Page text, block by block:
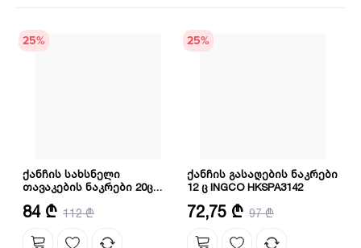
25%
ქანჩის სახსნელი
თავაკების ნაკრები 20ც
რაოდენობა: 20 ც
84 ₾ 112 ₾
25%
ქანჩის გასაღების ნაკრები
12 ც INGCO HKSPA3142
ზომა: 6X7 მმ,8X9 მმ,10X11
მმ,12X13 მმ,14X15 მმ,16X17
მმ,18X19მმ,20X22 მმ,21X23
მმ,24X27 მმ,25X28 მმ,30X32 მმ
72,75 ₾ 97 ₾